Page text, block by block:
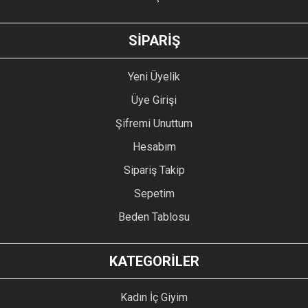
GÖNDER
SİPARİŞ
Yeni Üyelik
Üye Girişi
Şifremi Unuttum
Hesabım
Sipariş Takip
Sepetim
Beden Tablosu
KATEGORİLER
Kadın İç Giyim